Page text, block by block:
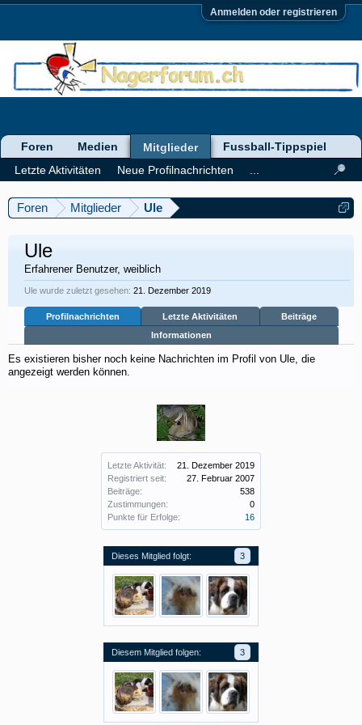
Anmelden oder registrieren
Foren Mitglieder Ule
Letzte Aktivität:
21. Dezember 2019
Registriert seit:
27. Februar 2007
Beiträge:
538
Zustimmungen:
0
Punkte für Erfolge:
16
Dieses Mitglied folgt: 3
Diesem Mitglied folgen: 3
Ule
Erfahrener Benutzer, weiblich
Ule wurde zuletzt gesehen: 21. Dezember 2019
Profilnachrichten Letzte Aktivitäten
Beiträge
Informationen
Es existieren bisher noch keine Nachrichten im Profil von Ule, die
angezeigt werden können.
Foren Medien
Mitglieder
Letzte Aktivitäten
Neue Profilnachrichten
Fussball-Tippspiel